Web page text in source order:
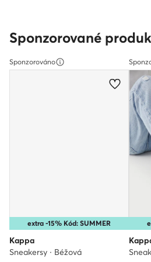
Sponzorované
Sponzorováno
extra -15% Kód: SUMMER
Kappa
Sneakersy · Béžová